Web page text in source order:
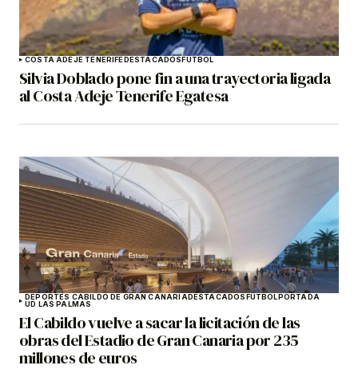
COSTA ADEJE TENERIFEDESTACADOSFÚTBOL
Silvia Doblado pone fin a una trayectoria ligada
al Costa Adeje Tenerife Egatesa
DEPORTES CABILDO DE GRAN CANARIADESTACADOSFÚTBOLPORTADA
UD LAS PALMAS
El Cabildo vuelve a sacar la licitación de las
obras del Estadio de Gran Canaria por 235
millones de euros